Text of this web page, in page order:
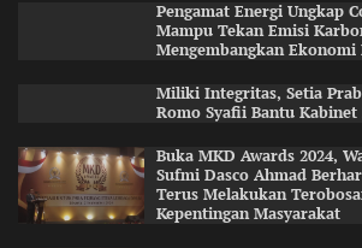
Pengamat Energi Ungkap
Mampu Tekan Emisi
Mengembangkan Ekonomi
Miliki Integritas, Setia
Romo Syafii Bantu
Buka MKD Awards 2024,
Sufmi Dasco Ahmad
Terus Melakukan
Kepentingan Masyarakat